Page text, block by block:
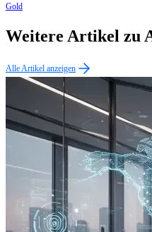
Gold
Weitere Artikel zu
Alle Artikel anzeigen